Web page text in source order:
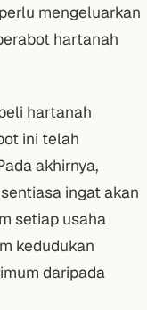
mengeluarkan
hartanah
hartanah
ini telah
akhirnya,
ingat akan
setiap usaha
kedudukan
daripada